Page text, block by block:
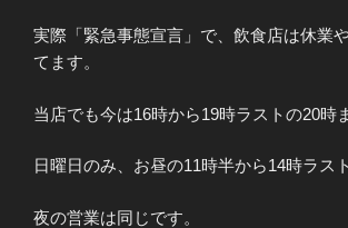
実際「緊急事態宣言」で、飲食店は休業
てます。
当店でも今は16時から19時ラストの20時
日曜日のみ、お昼の11時半から14時ラス
夜の営業は同じです。